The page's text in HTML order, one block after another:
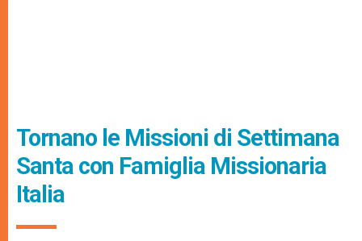
Tornano le Missioni di Settimana
Santa con Famiglia Missionaria
Italia